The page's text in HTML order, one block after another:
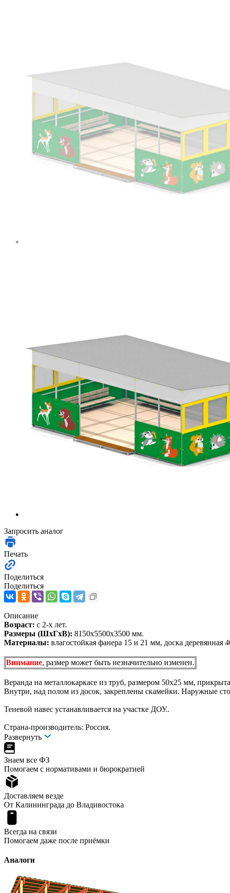
Запросить аналог
Печать
Поделиться
Поделиться
Описание
Возраст: с 2-х лет.
Размеры (ШхГхВ): 8150х5500х3500 мм.
Материалы: влагостойкая фанера 15 и 21 мм, доска деревянная
Внимание, размер может быть незначительно изменен.
Веранда на металлокаркасе из труб, размером 50х25 мм,
Внутри, над полом из досок, закреплены скамейки. Наружные
Теневой навес устанавливается на участке ДОУ..
Страна-производитель: Россия.
Развернуть
Знаем все ФЗ
Помогаем с нормативами и бюрократией
Доставляем везде
От Калининграда до Владивостока
Всегда на связи
Помогаем даже после приёмки
Аналоги